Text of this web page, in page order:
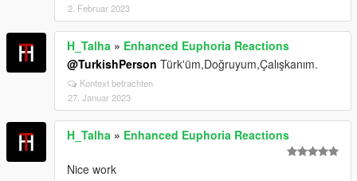
2. Februar 2023
H_Talha » Enhanced Euphoria Reactions
@TurkishPerson Türk'üm,Doğruyum,Çalışkanım.
Kontext betrachten
27. Januar 2023
H_Talha » Enhanced Euphoria Reactions
Nice work